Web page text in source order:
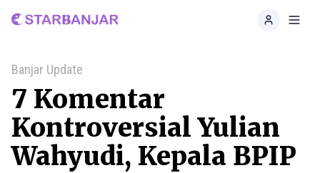
Home
Banjar Update
7 Komentar
Kontroversial Yulian
Wahyudi, Kepala BPIP